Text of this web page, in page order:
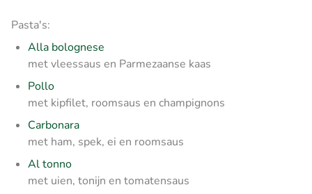
Pasta's:
Alla bolognese
met vleessaus en Parmezaanse kaas
Pollo
met kipfilet, roomsaus en champignons
Carbonara
met ham, spek, ei en roomsaus
Al tonno
met uien, tonijn en tomatensaus